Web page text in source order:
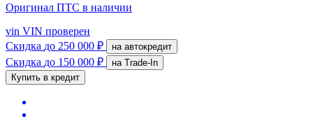
Оригинал ПТС в наличии
vin VIN проверен
Скидка до 250 000 ₽ на автокредит
Скидка до 150 000 ₽
на Trade-In
Купить в кредит